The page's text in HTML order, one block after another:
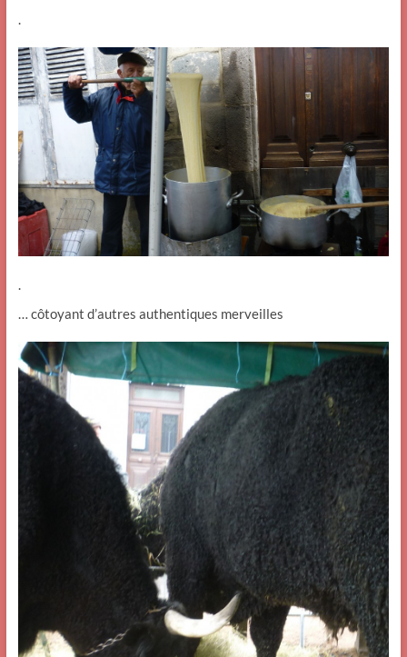
.
.
… côtoyant d’autres authentiques merveilles